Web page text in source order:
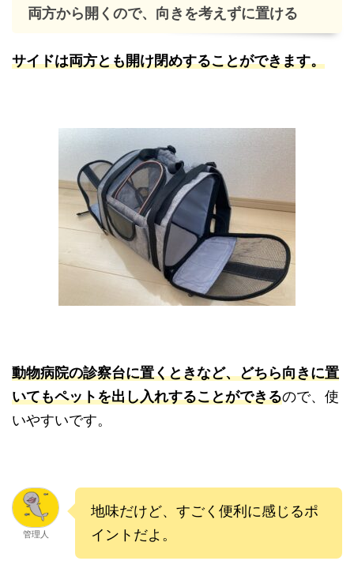
両方から開くので、向きを考えずに置ける
サイドは両方とも開け閉めすることができます。
動物病院の診察台に置くときなど、どちら向きに置
いてもペットを出し入れすることができるので、使
いやすいです。
管理人
地味だけど、すごく便利に感じるポ
イントだよ。